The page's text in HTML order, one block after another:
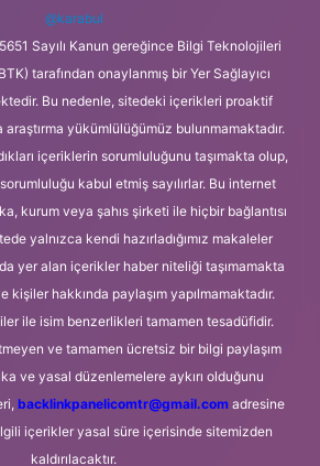
@karabul
Sayılı Kanun gereğince Bilgi Teknolojileri
tarafından onaylanmış bir Yer Sağlayıcı
Bu nedenle, sitedeki içerikleri proaktif
yükümlülüğümüz bulunmamaktadır.
içeriklerin sorumluluğunu taşımakta olup,
kabul etmiş sayılırlar. Bu internet
kurum veya şahıs şirketi ile hiçbir bağlantısı
yalnızca kendi hazırladığımız makaleler
yer alan içerikler haber niteliği taşımamakta
kişiler hakkında paylaşım yapılmamaktadır.
ile isim benzerlikleri tamamen tesadüfidir.
ve tamamen ücretsiz bir bilgi paylaşım
ve yasal düzenlemelere aykırı olduğunu
backlinkpanelicomtr@gmail.comadresine
içerikler yasal süre içerisinde sitemizden
kaldırılacaktır.